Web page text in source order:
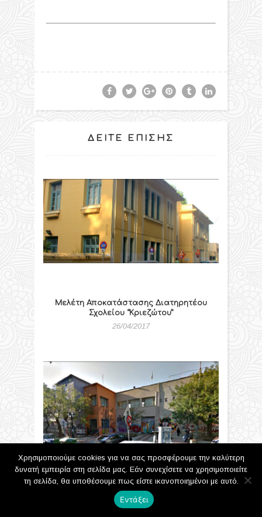
ΔΕΊΤΕ ΕΠΊΣΗΣ
Μελέτη Αποκατάστασης Διατηρητέου
Σχολείου “Κριεζώτου”
26/04/2017
Μελέτη στατικής ενίσχυσης και
ενεργειακής αναβάθμισης του σχολικού
συγκροτήματος στην οδό Συγγρού 31
Χρησιμοποιούμε cookies για να σας προσφέρουμε την καλύτερη
δυνατή εμπειρία στη σελίδα μας. Εάν συνεχίσετε να χρησιμοποιείτε
τη σελίδα, θα υποθέσουμε πως είστε ικανοποιημένοι με αυτό.
Εντάξει